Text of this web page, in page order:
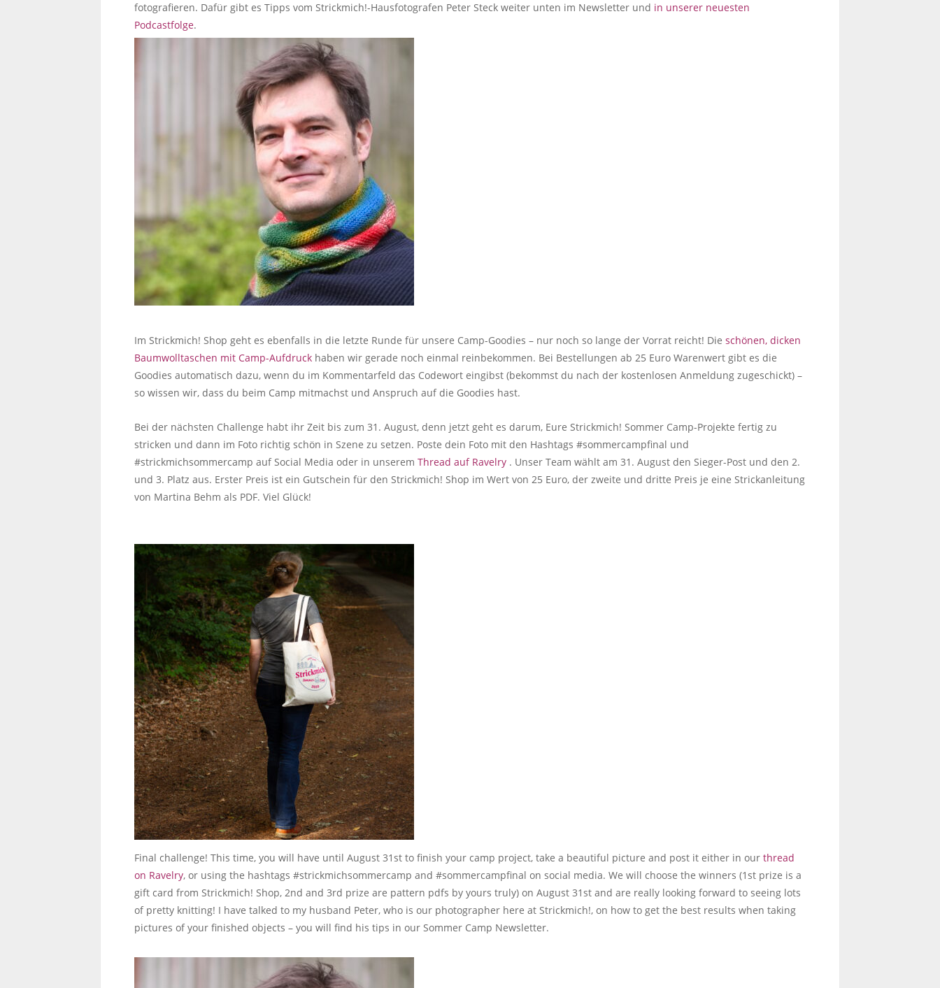
fotografieren. Dafür gibt es Tipps vom Strickmich!-Hausfotografen Peter Steck weiter unten im Newsletter und in unserer neuesten
Podcastfolge.
Im Strickmich! Shop geht es ebenfalls in die letzte Runde für unsere Camp-Goodies – nur noch so lange der Vorrat reicht! Die schönen, dicken
Baumwolltaschen mit Camp-Aufdruck haben wir gerade noch einmal reinbekommen. Bei Bestellungen ab 25 Euro Warenwert gibt es die
Goodies automatisch dazu, wenn du im Kommentarfeld das Codewort eingibst (bekommst du nach der kostenlosen Anmeldung zugeschickt) –
so wissen wir, dass du beim Camp mitmachst und Anspruch auf die Goodies hast.
Bei der nächsten Challenge habt ihr Zeit bis zum 31. August, denn jetzt geht es darum, Eure Strickmich! Sommer Camp-Projekte fertig zu
stricken und dann im Foto richtig schön in Szene zu setzen. Poste dein Foto mit den Hashtags #sommercampfinal und
#strickmichsommercamp auf Social Media oder in unserem Thread auf Ravelry . Unser Team wählt am 31. August den Sieger-Post und den 2.
und 3. Platz aus. Erster Preis ist ein Gutschein für den Strickmich! Shop im Wert von 25 Euro, der zweite und dritte Preis je eine Strickanleitung
von Martina Behm als PDF. Viel Glück!
Final challenge! This time, you will have until August 31st to finish your camp project, take a beautiful picture and post it either in our thread
on Ravelry, or using the hashtags #strickmichsommercamp and #sommercampfinal on social media. We will choose the winners (1st prize is a
gift card from Strickmich! Shop, 2nd and 3rd prize are pattern pdfs by yours truly) on August 31st and are really looking forward to seeing lots
of pretty knitting! I have talked to my husband Peter, who is our photographer here at Strickmich!, on how to get the best results when taking
pictures of your finished objects – you will find his tips in our Sommer Camp Newsletter.